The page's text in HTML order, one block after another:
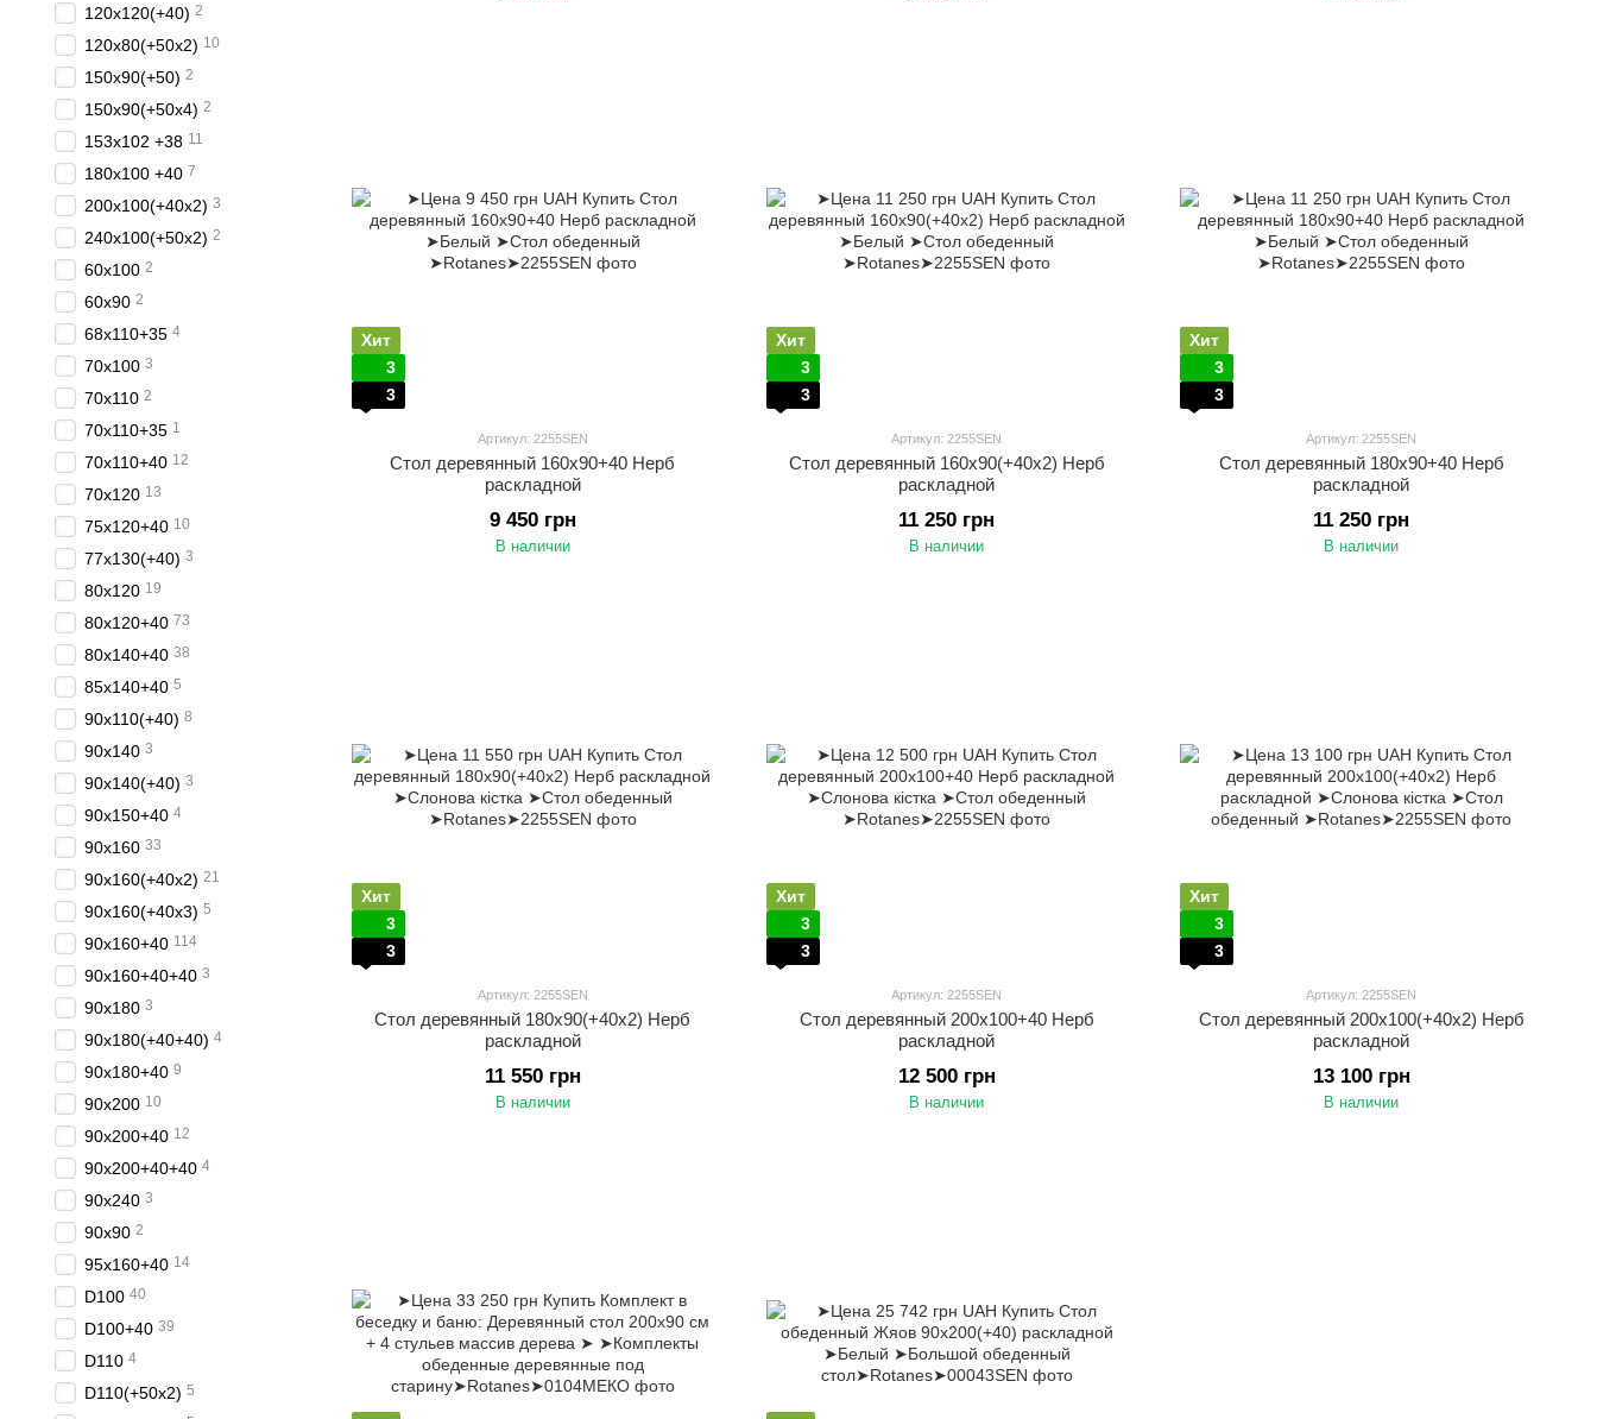
Хит
3
3
Артикул: 2255SEN
Стол деревянный 160х90+40 Нерб
раскладной
9 450 грн
В наличии
Хит
3
3
Артикул: 2255SEN
Стол деревянный 160х90(+40х2) Нерб
раскладной
11 250 грн
В наличии
Хит
3
3
Артикул: 2255SEN
Стол деревянный 180х90+40 Нерб
раскладной
11 250 грн
В наличии
Хит
3
3
Артикул: 2255SEN
Стол деревянный 180х90(+40х2) Нерб
раскладной
11 550 грн
В наличии
Хит
3
3
Артикул: 2255SEN
Стол деревянный 200х100+40 Нерб
раскладной
12 500 грн
В наличии
Хит
3
3
Артикул: 2255SEN
Стол деревянный 200х100(+40х2) Нерб
раскладной
13 100 грн
В наличии
120х120(+40) 2
120х80(+50х2) 10
150х90(+50) 2
150х90(+50х4) 2
153x102 +38 11
180x100 +40 7
200х100(+40х2) 3
240х100(+50х2) 2
60х100 2
60х90 2
68х110+35 4
70х100 3
70х110 2
70х110+35 1
70х110+40 12
70х120 13
75х120+40 10
77х130(+40) 3
80х120 19
80х120+40 73
80х140+40 38
85х140+40 5
90х110(+40) 8
90х140 3
90х140(+40) 3
90х150+40 4
90х160 33
90х160(+40х2) 21
90х160(+40х3) 5
90х160+40 114
90х160+40+40 3
90х180 3
90х180(+40+40) 4
90х180+40 9
90х200 10
90х200+40 12
90х200+40+40 4
90х240 3
90х90 2
95х160+40 14
D100 40
D100+40 39
D110 4
D110(+50х2) 5